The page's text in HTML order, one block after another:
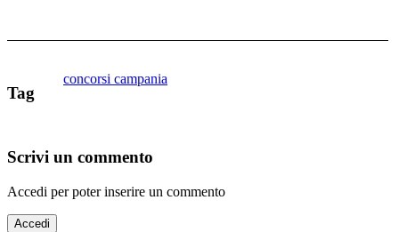
Tag
concorsi campania
Scrivi un commento
Accedi per poter inserire un commento
Accedi